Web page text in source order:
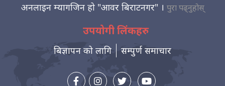
अनलाइन म्यागजिन हो "आवर बिराटनगर" । पुरा पढ्नुहोस्
उपयोगी लिंकहरु
बिज्ञापन को लागि सम्पुर्ण समाचार